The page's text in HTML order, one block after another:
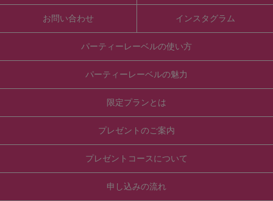
お問い合わせ インスタグラム
パーティーレーベルの使い方
パーティーレーベルの魅力
限定プランとは
プレゼントのご案内
プレゼントコースについて
申し込みの流れ